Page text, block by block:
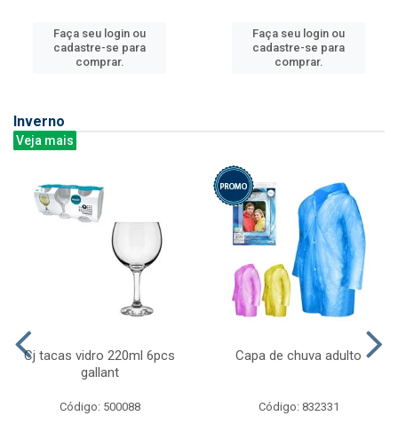
Faça seu login ou
cadastre-se para
comprar.
Faça seu login ou
cadastre-se para
comprar.
Inverno
Veja mais
Cj tacas vidro 220ml 6pcs
gallant
Código: 500088
Capa de chuva adulto
Código: 832331